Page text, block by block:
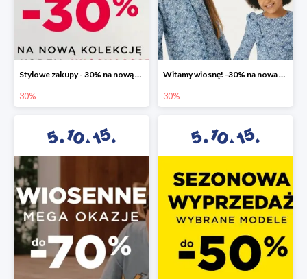
Stylowe zakupy - 30% na nową kolekcję
30%
Witamy wiosnę! -30% na nowa kolekcję
30%